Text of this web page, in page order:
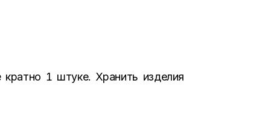
1 штуке. Хранить изделия